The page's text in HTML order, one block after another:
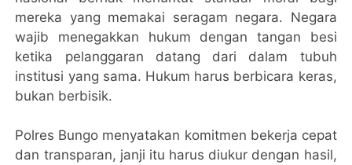
mereka yang memakai seragam negara. Negara
wajib menegakkan hukum dengan tangan besi
ketika pelanggaran datang dari dalam tubuh
institusi yang sama. Hukum harus berbicara keras,
bukan berbisik.
Polres Bungo menyatakan komitmen bekerja cepat
dan transparan, janji itu harus diukur dengan hasil,